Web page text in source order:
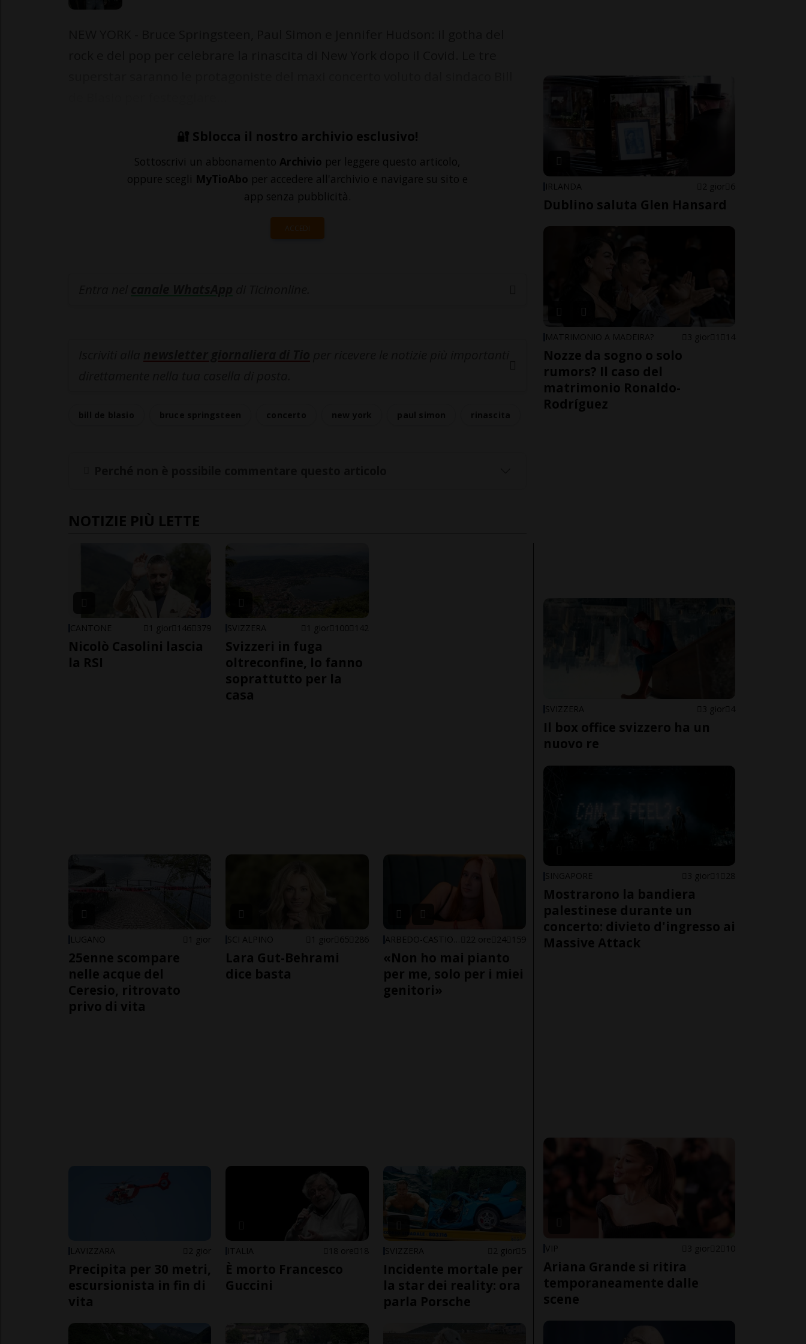
🔐 Sblocca il nostro archivio esclusivo!
Sottoscrivi un abbonamento Archivio per leggere questo articolo,
oppure scegli MyTioAbo per accedere all'archivio e navigare su sito e
app senza pubblicità.
ACCEDI
NOTIZIE PIÙ LETTE
CANTONE 1 gior 146 379
Nicolò Casolini lascia
la RSI
SVIZZERA 1 gior 100 142
Svizzeri in fuga
oltreconfine, lo fanno
soprattutto per la
casa
LUGANO 1 gior
25enne scompare
nelle acque del
Ceresio, ritrovato
privo di vita
SCI ALPINO 1 gior 65 286
Lara Gut-Behrami
dice basta
22 ore 24 159
«Non ho mai pianto
per me, solo per i miei
genitori»
LAVIZZARA 2 gior
Precipita per 30 metri,
escursionista in fin di
vita
ITALIA 18 ore 18
È morto Francesco
Guccini
SVIZZERA 2 gior 5
Incidente mortale per
la star dei reality: ora
parla Porsche
IRLANDA 2 gior 6
Dublino saluta Glen Hansard
MATRIMONIO A MADEIRA? 3 gior 1 14
Nozze da sogno o solo
rumors? Il caso del
matrimonio Ronaldo-
Rodríguez
SVIZZERA 3 gior 4
Il box office svizzero ha un
nuovo re
SINGAPORE 3 gior 1 28
Mostrarono la bandiera
palestinese durante un
concerto: divieto d'ingresso ai
Massive Attack
VIP 3 gior 2 10
Ariana Grande si ritira
temporaneamente dalle
scene